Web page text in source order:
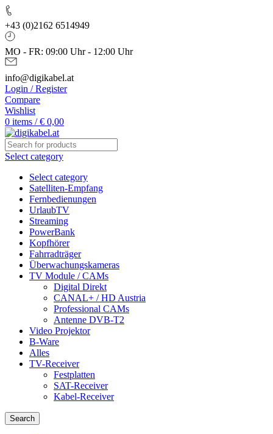
+43 (0)2162 6514949
MO - FR: 09:00 Uhr - 12:00 Uhr
info@digikabel.at
Login / Register
Compare
Wishlist
0 items / € 0,00
Select category
Select category
Satelliten-Empfang
Fernbedienungen
UrlaubTV
Streaming
PowerBank
Kopfhörer
Fahrradträger
Überwachungskameras
TV Module / CAMs
Digital Direkt
CANAL+ / HD Austria
Professional CAMs
Antenne DVB-T2
Video Projektor
B-Ware
Alles
TV-Receiver
Festplatten
SAT-Receiver
Kabel-Receiver
Search